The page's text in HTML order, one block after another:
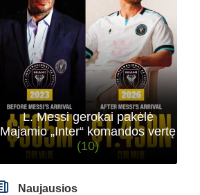
L. Messi gerokai pakėlė
Majamio „Inter“ komandos vertę
(10)
Naujausios